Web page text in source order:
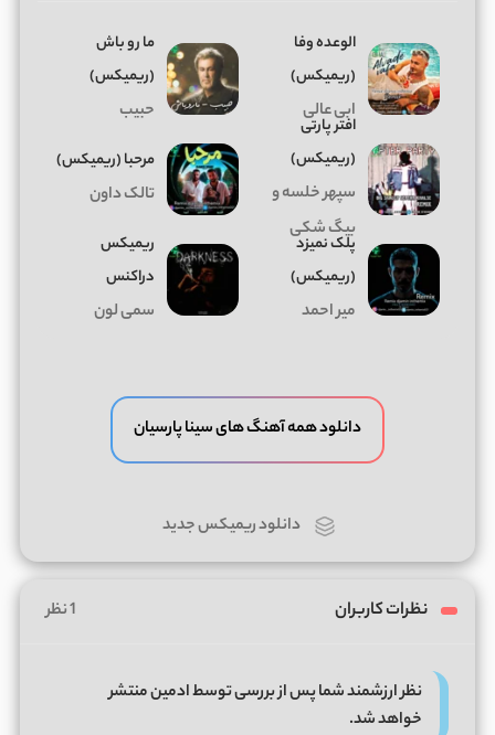
الوعده وفا
(ریمیکس)
ابی عالی
ما رو باش
(ریمیکس)
حبیب
افتر پارتی
(ریمیکس)
سپهر خلسه و
بیگ شکی
ﻣﺮﺣﺒﺎ (ریمیکس)
تالک داون
پلک نمیزد
(ریمیکس)
میر احمد
ریمیکس
دراکنس
سمی لون
دانلود همه آهنگ های سینا پارسیان
دانلود ریمیکس جدید
نظرات کاربران 1 نظر
نظر ارزشمند شما پس از بررسی توسط ادمین منتشر
خواهد شد.